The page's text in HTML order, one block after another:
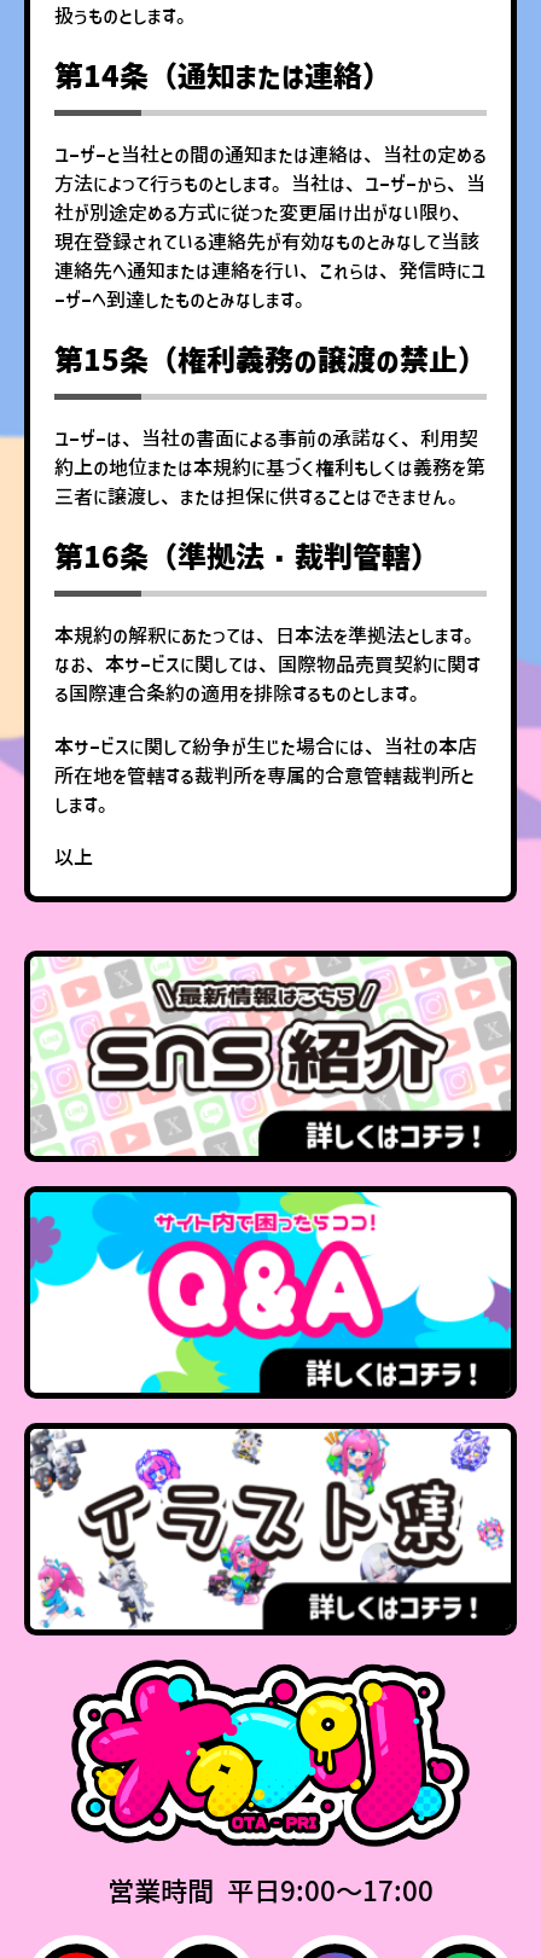
扱うものとします。
第14条（通知または連絡）
ユーザーと当社との間の通知または連絡は、当社の定める
方法によって行うものとします。当社は、ユーザーから、当
社が別途定める方式に従った変更届け出がない限り、
現在登録されている連絡先が有効なものとみなして当該
連絡先へ通知または連絡を行い、これらは、発信時にユ
ーザーへ到達したものとみなします。
第15条（権利義務の譲渡の禁止）
ユーザーは、当社の書面による事前の承諾なく、利用契
約上の地位または本規約に基づく権利もしくは義務を第
三者に譲渡し、または担保に供することはできません。
第16条（準拠法・裁判管轄）
本規約の解釈にあたっては、日本法を準拠法とします。
なお、本サービスに関しては、国際物品売買契約に関す
る国際連合条約の適用を排除するものとします。
本サービスに関して紛争が生じた場合には、当社の本店
所在地を管轄する裁判所を専属的合意管轄裁判所と
します。
以上
営業時間 平日9:00〜17:00